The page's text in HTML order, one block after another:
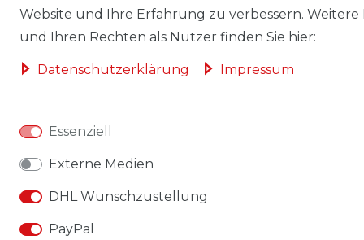
Website und Ihre Erfahrung zu verbessern.
und Ihren Rechten als Nutzer finden Sie hier:
Daten­schutz­erklärung Impressum
Essenziell
Externe Medien
DHL Wunschzustellung
PayPal